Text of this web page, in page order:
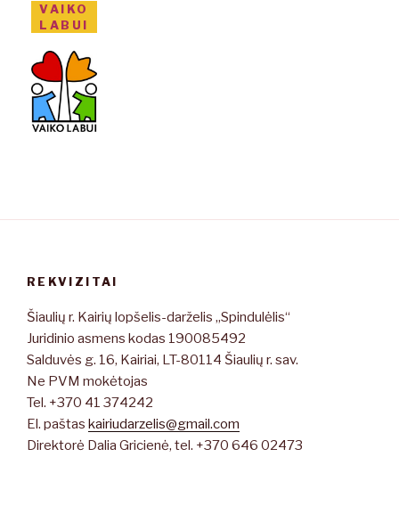
VAIKO
LABUI
REKVIZITAI
Šiaulių r. Kairių lopšelis-darželis „Spindulėlis“
Juridinio asmens kodas 190085492
Salduvės g. 16, Kairiai, LT-80114 Šiaulių r. sav.
Ne PVM mokėtojas
Tel. +370 41 374242
El. paštas kairiudarzelis@gmail.com
Direktorė Dalia Gricienė, tel. +370 646 02473